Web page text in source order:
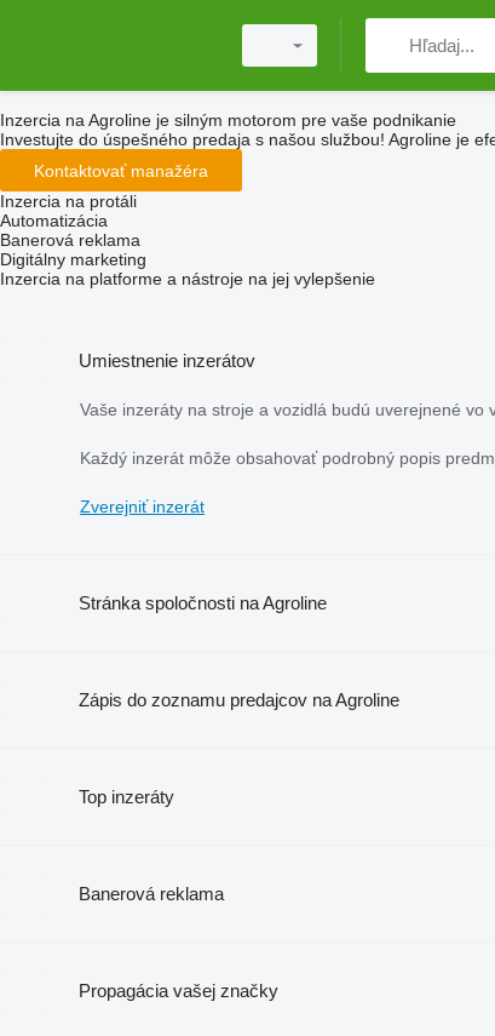
Inzercia na Agroline je silným motorom pre vaše podnikanie
Investujte do úspešného predaja s našou službou! Agroline je
Kontaktovať manažéra
Inzercia na protáli
Automatizácia
Banerová reklama
Digitálny marketing
Inzercia na platforme a nástroje na jej vylepšenie
Umiestnenie inzerátov
Vaše inzeráty na stroje a vozidlá budú uverejnené vo
Každý inzerát môže obsahovať podrobný popis
Zverejniť inzerát
Stránka spoločnosti na Agroline
Zápis do zoznamu predajcov na Agroline
Top inzeráty
Banerová reklama
Propagácia vašej značky